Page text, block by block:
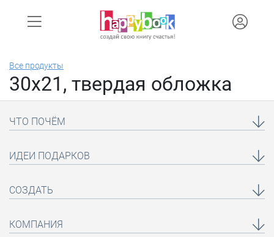
Все продукты
30х21, твердая обложка
ЧТО ПОЧЁМ
ИДЕИ ПОДАРКОВ
СОЗДАТЬ
КОМПАНИЯ